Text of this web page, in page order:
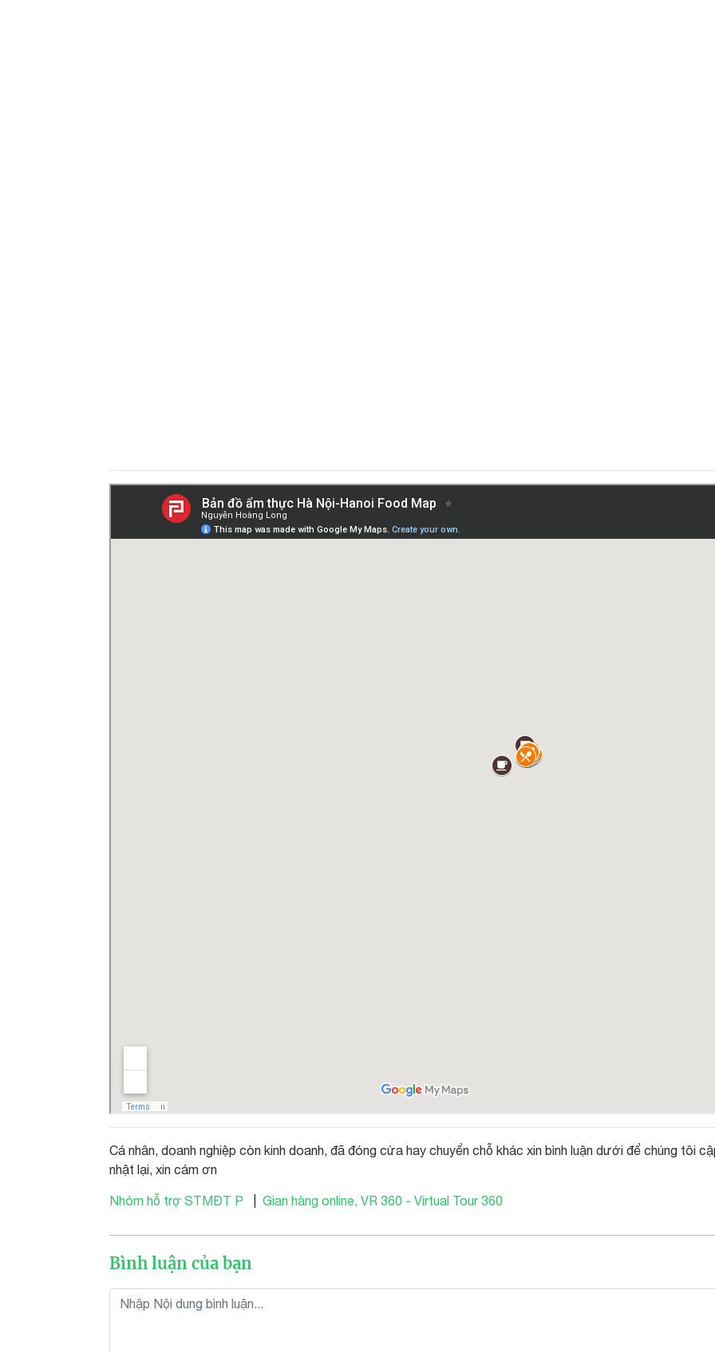
Cá nhân, doanh nghiệp còn kinh doanh, đã đóng cửa hay chuyển chỗ khác xin bình luận dưới để chúng tôi
nhật lại, xin cám ơn
Nhóm hỗ trợ STMĐT P Gian hàng online, VR 360 - Virtual Tour 360
Bình luận của bạn